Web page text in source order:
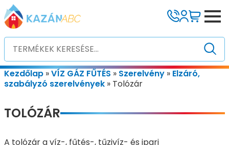
Kezdőlap »VÍZ GÁZ FŰTÉS » Szerelvény » Elzáró,
szabályzó szerelvények » Tolózár
TOLÓZÁR
A tolózár a víz-, fűtés-, tűzivíz- és ipari